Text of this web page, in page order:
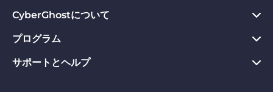
Mac向けVPN
Android向けVPN
Firefox向けVPN
プライバシーツール
返金保証
VPNのメリット
今すぐダウンロード
Webサイトのブロックを解除
専用IP VPN
CyberGhostについて
CyberGhostについて
お問い合わせ
プログラム
アフィリエイト
サポートとヘルプ